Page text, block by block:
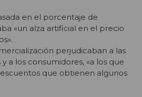
en el porcentaje de
«un alza artificial en el precio
perjudicaban a las
a los consumidores, «a los que
que obtienen algunos